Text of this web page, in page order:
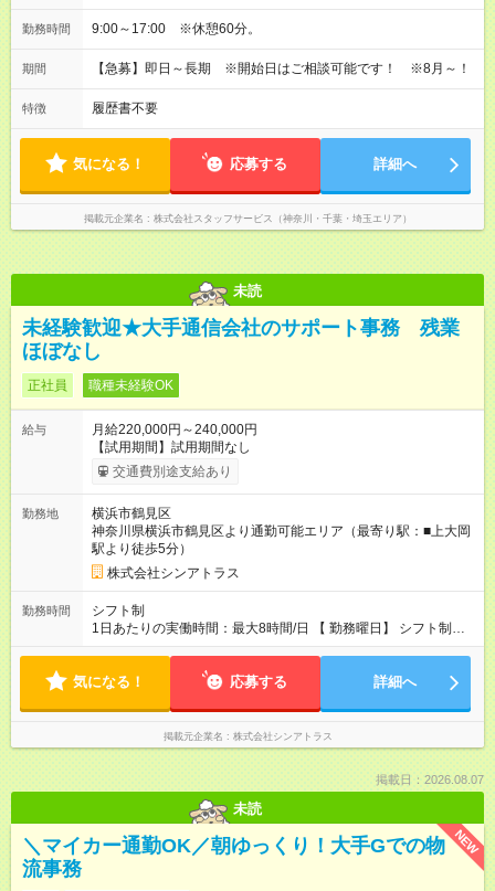
勤務時間 9:00～17:00 ※休憩60分。
期間 【急募】即日～長期 ※開始日はご相談可能です！ ※8月～！
特徴 履歴書不要
気になる！ 応募する 詳細へ
掲載元企業名 株式会社スタッフサービス（神奈川・千葉・埼玉エリア）
未読
未経験歓迎★大手通信会社のサポート事務 残業
ほぼなし
正社員 職種未経験OK
給与
月給220,000円～240,000円
【試用期間】試用期間なし
交通費別途支給あり
勤務地
横浜市鶴見区
神奈川県横浜市鶴見区より通勤可能エリア（最寄り駅：■上大岡
駅より徒歩5分）
株式会社シンアトラス
勤務時間
シフト制
1日あたりの実働時間：最大8時間/日 【 勤務曜日】 シフト制
土日祝含む週５日勤務 【 勤務時間 】 ・ 9：00～20：00（実働
気になる！ 応募する 詳細へ
掲載元企業名 株式会社シンアトラス
掲載日：2026.08.07
未読
NEW
＼マイカー通勤OK／朝ゆっくり！大手Gでの物
流事務